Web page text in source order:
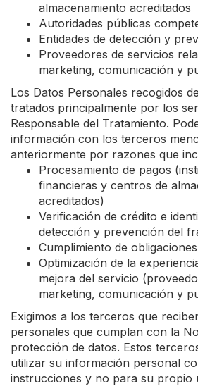
almacenamiento acreditados
Autoridades públicas
Entidades de detección y
Proveedores de servicios
marketing, comunicación y
Los Datos Personales recogidos
tratados principalmente por los
Responsable del Tratamiento.
información con los terceros
anteriormente por razones que
Procesamiento de pagos
financieras y centros de
acreditados)
Verificación de crédito e
detección y prevención del
Cumplimiento de
Optimización de la
mejora del servicio
marketing, comunicación y
Exigimos a los terceros que
personales que cumplan con la
protección de datos. Estos
utilizar su información personal
instrucciones y no para su propio